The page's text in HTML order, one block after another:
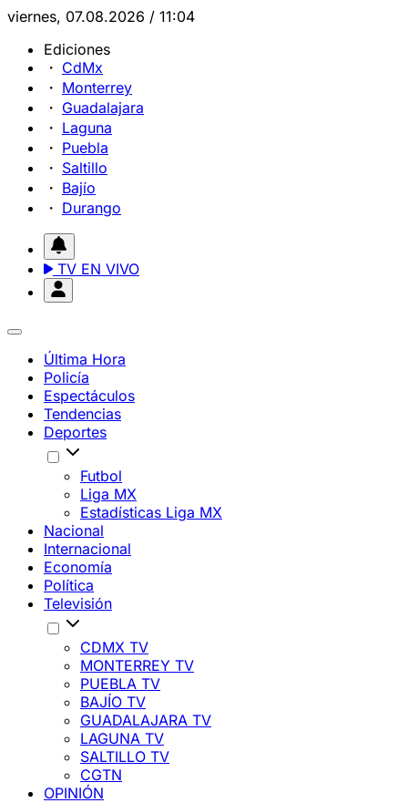
viernes, 07.08.2026 / 11:04
Ediciones
CdMx
Monterrey
Guadalajara
Laguna
Puebla
Saltillo
Bajío
Durango
TV EN VIVO
Última Hora
Policía
Espectáculos
Tendencias
Deportes
Futbol
Liga MX
Estadísticas Liga MX
Nacional
Internacional
Economía
Política
Televisión
CDMX TV
MONTERREY TV
PUEBLA TV
BAJÍO TV
GUADALAJARA TV
LAGUNA TV
SALTILLO TV
CGTN
OPINIÓN